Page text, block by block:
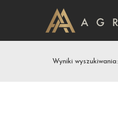
Wyniki wyszukiwania: